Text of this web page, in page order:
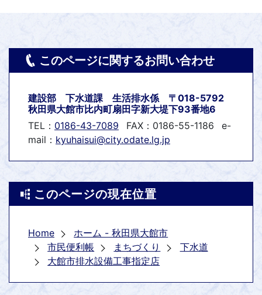
このページに関するお問い合わせ
建設部 下水道課 生活排水係 〒018-5792
秋田県大館市比内町扇田字新大堤下93番地6
TEL： 0186-43-7089 FAX：0186-55-1186
e-
mail： kyuhaisui@city.odate.lg.jp
このページの現在位置
Home
ホーム - 秋田県大館市
市民便利帳
まちづくり
下水道
大館市排水設備工事指定店